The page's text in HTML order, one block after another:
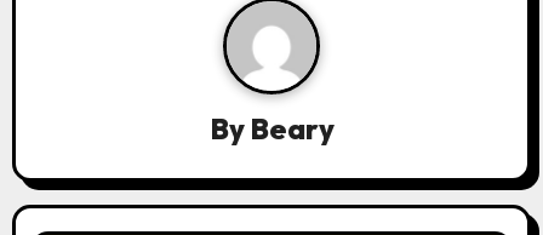
o
By Beary